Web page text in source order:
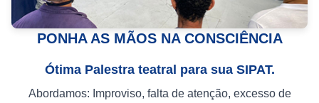
PONHA AS MÃOS NA CONSCIÊNCIA
Ótima Palestra teatral para sua SIPAT.
Abordamos: Improviso, falta de atenção, excesso de